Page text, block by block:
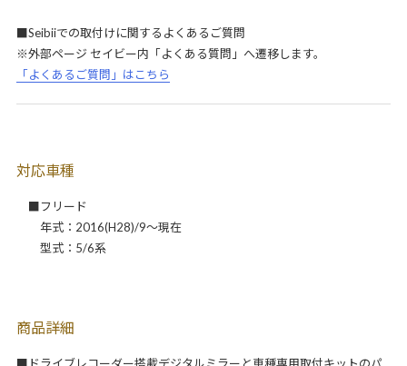
■Seibiiでの取付けに関するよくあるご質問
※外部ページ セイビー内「よくある質問」へ遷移します。
「よくあるご質問」はこちら
対応車種
■フリード
年式：2016(H28)/9～現在
型式：5/6系
商品詳細